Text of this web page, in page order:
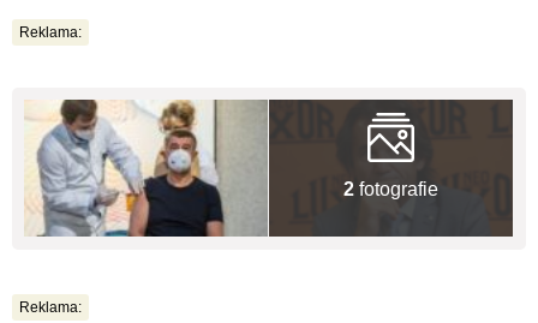
Reklama:
2 fotografie
Reklama: